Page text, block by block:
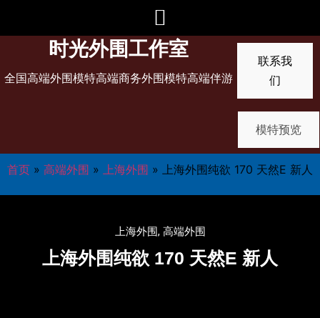
时光外围工作室
全国高端外围模特高端商务外围模特高端伴游
联系我
们
模特预览
首页 » 高端外围 » 上海外围 » 上海外围纯欲 170 天然E 新人
上海外围, 高端外围
上海外围纯欲 170 天然E 新人